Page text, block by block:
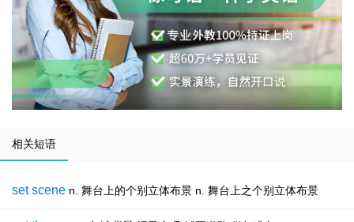
相关短语
set scene n. 舞台上的个别立体布景 n. 舞台上之个别立体布景